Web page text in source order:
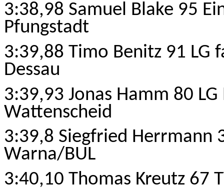
3:38,98 Samuel Blake 95
Pfungstadt
3:39,88 Timo Benitz 91 LG
Dessau
3:39,93 Jonas Hamm 80
Wattenscheid
3:39,8 Siegfried Herrmann
Warna/BUL
3:40,10 Thomas Kreutz 67